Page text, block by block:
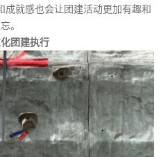
就感也会让团建活动更加有趣和
。
团建执行